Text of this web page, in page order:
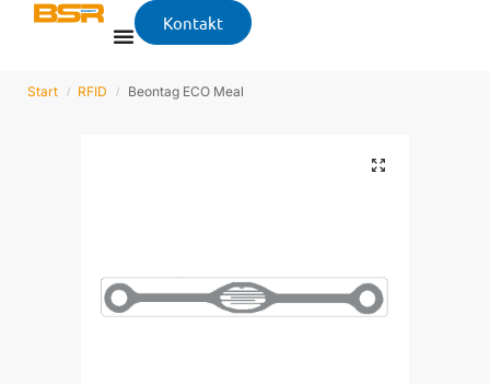
Kontakt
Start / RFID / Beontag ECO Meal